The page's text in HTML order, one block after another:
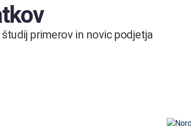
primerov in novic podjetja